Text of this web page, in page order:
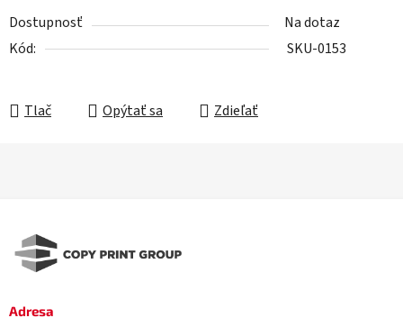
Dostupnosť
Na dotaz
Kód:
SKU-0153
Tlač Opýtať sa Zdieľať
Adresa